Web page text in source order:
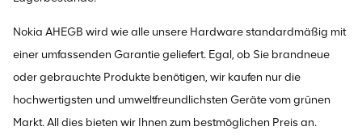
Nokia AHEGB wird wie alle unsere Hardware standardmäßig mit
einer umfassenden Garantie geliefert. Egal, ob Sie brandneue
oder gebrauchte Produkte benötigen, wir kaufen nur die
hochwertigsten und umweltfreundlichsten Geräte vom grünen
Markt. All dies bieten wir Ihnen zum bestmöglichen Preis an.